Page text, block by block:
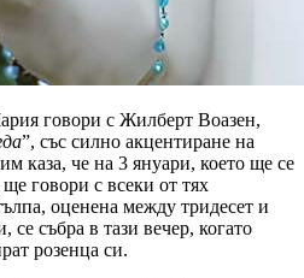
говори с Жилберт Воазен,
”, със силно акцентиране на
каза, че на 3 януари, което ще се
говори с всеки от тях
оценена между тридесет и
събра в тази вечер, когато
розенца си.